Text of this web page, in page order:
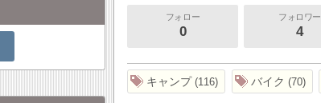
フォロー
0
フォロワー
4
キャンプ 116 バイク 70